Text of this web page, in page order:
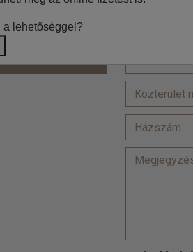
egyeztetés
a lehetőséggel?